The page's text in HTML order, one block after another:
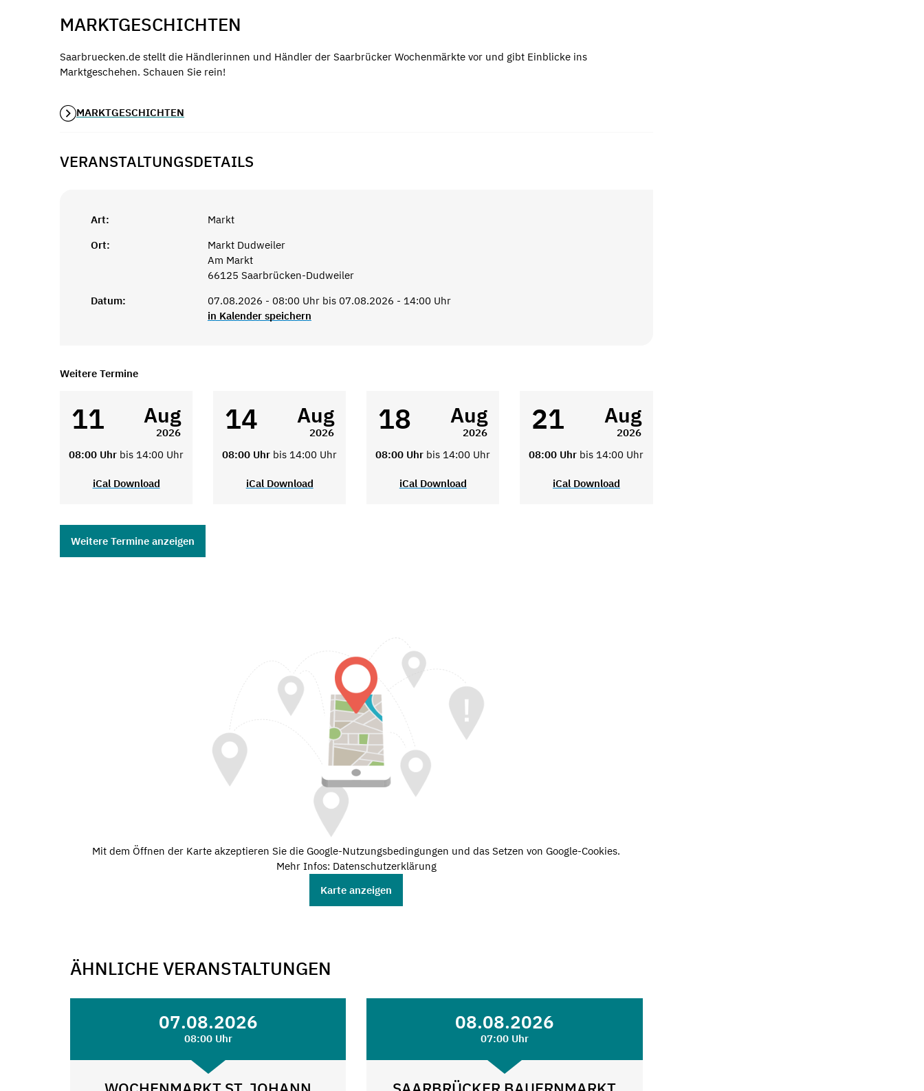
MARKTGESCHICHTEN
Saarbruecken.de stellt die Händlerinnen und Händler der Saarbrücker Wochenmärkte vor und gibt Einblicke ins
Marktgeschehen. Schauen Sie rein!
MARKTGESCHICHTEN
VERANSTALTUNGSDETAILS
Art:
Markt
Ort:
Markt Dudweiler
Am Markt
66125 Saarbrücken-Dudweiler
Datum:
07.08.2026 - 08:00 Uhr bis 07.08.2026 - 14:00 Uhr
in Kalender speichern
Weitere Termine
11 Aug
2026
08:00 Uhr bis 14:00 Uhr
iCal Download
14 Aug
2026
08:00 Uhr bis 14:00 Uhr
iCal Download
18 Aug
2026
08:00 Uhr bis 14:00 Uhr
iCal Download
21 Aug
2026
08:00 Uhr bis 14:00 Uhr
iCal Download
Weitere Termine anzeigen
Mit dem Öffnen der Karte akzeptieren Sie die Google-Nutzungsbedingungen und das Setzen von Google-Cookies.
Mehr Infos: Datenschutzerklärung
Karte anzeigen
ÄHNLICHE VERANSTALTUNGEN
07.08.2026
08:00 Uhr
08.08.2026
07:00 Uhr